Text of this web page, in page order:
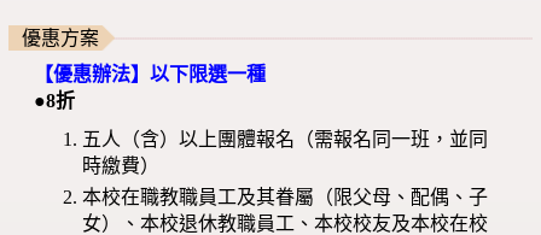
優惠方案
【優惠辦法】以下限選一種
●8折
五人（含）以上團體報名（需報名同一班，並同
時繳費）
本校在職教職員工及其眷屬（限父母、配偶、子
女）、本校退休教職員工、本校校友及本校在校